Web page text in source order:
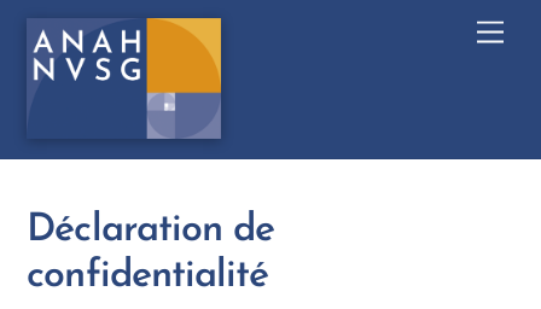
Skip
content
Déclaration de
confidentialité